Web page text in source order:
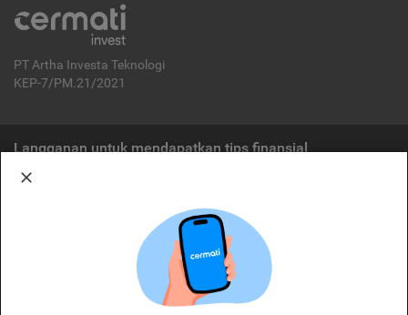
PT Artha Investa Teknologi
KEP-7/PM.21/2021
Langganan untuk mendapatkan tips finansial
Cermati merupakan penyelenggara agregasi jasa keuangan yang terdaftar di
OJK. Oleh karena itu, produk dan/atau layanan jasa keuangan yang
ditawarkan bukan merupakan produk dan/atau layanan jasa keuangan yang
diterbitkan oleh Cermati dan Cermati tidak bertanggung jawab atas tuntutan